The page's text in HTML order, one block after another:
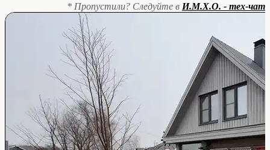
* Пропустили? Следуйте в И.М.Х.О. - тех-чат